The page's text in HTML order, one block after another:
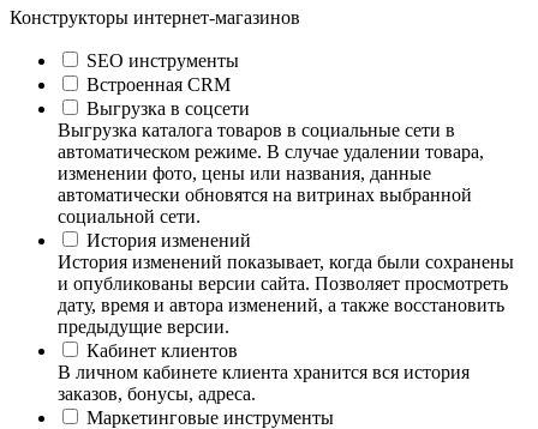
Конструкторы интернет-магазинов
SEO инструменты
Встроенная CRM
Выгрузка в соцсети
Выгрузка каталога товаров в социальные сети в
автоматическом режиме. В случае удалении товара,
изменении фото, цены или названия, данные
автоматически обновятся на витринах выбранной
социальной сети.
История изменений
История изменений показывает, когда были сохранены
и опубликованы версии сайта. Позволяет просмотреть
дату, время и автора изменений, а также восстановить
предыдущие версии.
Кабинет клиентов
В личном кабинете клиента хранится вся история
заказов, бонусы, адреса.
Маркетинговые инструменты